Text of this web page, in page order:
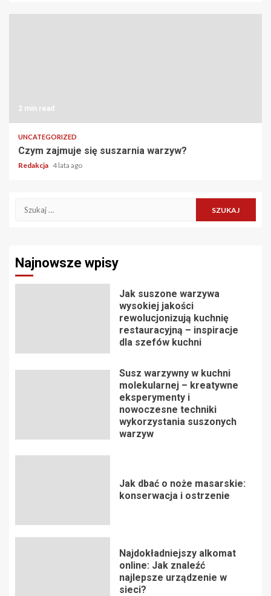
2 min read
UNCATEGORIZED
Czym zajmuje się suszarnia warzyw?
Redakcja 4 lata ago
Szukaj:
Najnowsze wpisy
Jak suszone warzywa
wysokiej jakości
rewolucjonizują kuchnię
restauracyjną – inspiracje
dla szefów kuchni
Susz warzywny w kuchni
molekularnej – kreatywne
eksperymenty i
nowoczesne techniki
wykorzystania suszonych
warzyw
Jak dbać o noże masarskie:
konserwacja i ostrzenie
Najdokładniejszy alkomat
online: Jak znaleźć
najlepsze urządzenie w
sieci?